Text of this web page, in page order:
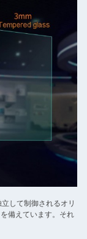
して制御されるオリ
備えています。それ